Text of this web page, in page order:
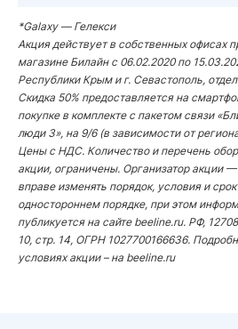
*Galaxy — Гелекси
Акция действует в собственных офисах
магазине Билайн с 06.02.2020 по
Республики Крым и г. Севастополь,
Скидка 50% предоставляется на
покупке в комплекте с пакетом связи
люди 3», на 9/6 (в зависимости от
Цены с НДС. Количество и перечень
акции, ограничены. Организатор акции
вправе изменять порядок, условия и
одностороннем порядке, при этом
публикуется на сайте beeline.ru. РФ,
10, стр. 14, ОГРН 1027700166636.
условиях акции – на beeline.ru